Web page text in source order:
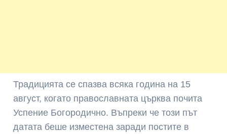
Традицията се спазва всяка година на 15
август, когато православната църква почита
Успение Богородично. Въпреки че този път
датата беше изместена заради постите в